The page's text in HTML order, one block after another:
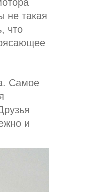
не такая
что
Самое
и